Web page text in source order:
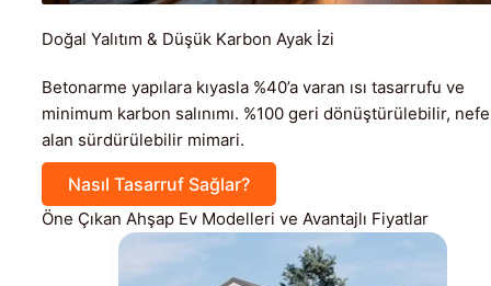
Doğal Yalıtım & Düşük Karbon Ayak İzi
Betonarme yapılara kıyasla %40’a varan ısı tasarrufu ve
minimum karbon salınımı. %100 geri dönüştürülebilir,
alan sürdürülebilir mimari.
Nasıl Tasarruf Sağlar?
Öne Çıkan Ahşap Ev Modelleri ve Avantajlı Fiyatlar